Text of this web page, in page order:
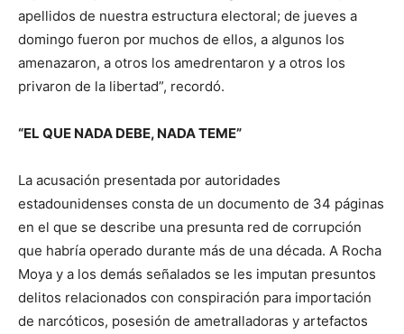
apellidos de nuestra estructura electoral; de jueves a
domingo fueron por muchos de ellos, a algunos los
amenazaron, a otros los amedrentaron y a otros los
privaron de la libertad”, recordó.
“EL QUE NADA DEBE, NADA TEME”
La acusación presentada por autoridades
estadounidenses consta de un documento de 34 páginas
en el que se describe una presunta red de corrupción
que habría operado durante más de una década. A Rocha
Moya y a los demás señalados se les imputan presuntos
delitos relacionados con conspiración para importación
de narcóticos, posesión de ametralladoras y artefactos